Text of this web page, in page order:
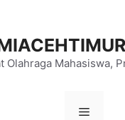
Olahraga Mahasiswa,
Menu